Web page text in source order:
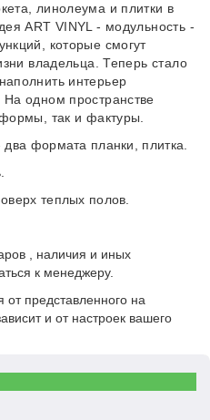
линолеума и плитки в
ART VINYL - модульность -
которые смогут
владельца. Теперь стало
интерьер
одном пространстве
так и фактуры.
формата планки, плитка.
теплых полов.
, наличия и иных
к менеджеру.
от представленного на
и от настроек вашего